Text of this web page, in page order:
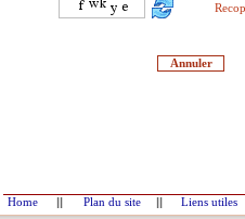
Home || Plan du site || Liens utiles